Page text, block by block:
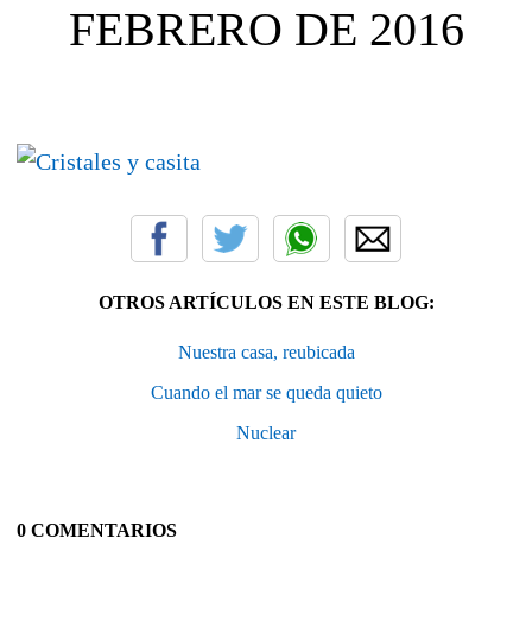
FEBRERO DE 2016
OTROS ARTÍCULOS EN ESTE BLOG:
Nuestra casa, reubicada
Cuando el mar se queda quieto
Nuclear
0 COMENTARIOS